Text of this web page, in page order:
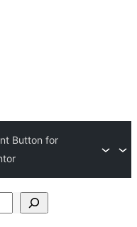
Button for